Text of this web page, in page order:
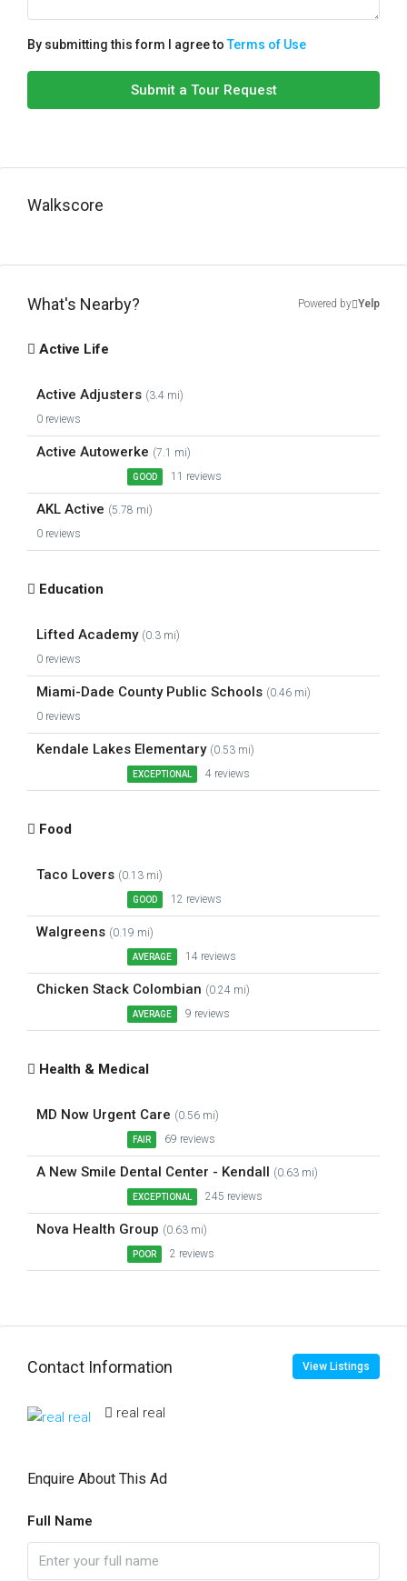
By submitting this form I agree toTerms of Use
Submit a Tour Request
Walkscore
What's Nearby? Powered by Yelp
Active Life
Active Adjusters (3.4 mi)
0 reviews
Active Autowerke (7.1 mi)
GOOD 11 reviews
AKL Active (5.78 mi)
0 reviews
Education
Lifted Academy (0.3 mi)
0 reviews
Miami-Dade County Public Schools (0.46 mi)
0 reviews
Kendale Lakes Elementary (0.53 mi)
EXCEPTIONAL 4 reviews
Food
Taco Lovers (0.13 mi)
GOOD 12 reviews
Walgreens (0.19 mi)
AVERAGE 14 reviews
Chicken Stack Colombian (0.24 mi)
AVERAGE 9 reviews
Health & Medical
MD Now Urgent Care (0.56 mi)
FAIR 69 reviews
A New Smile Dental Center - Kendall (0.63 mi)
EXCEPTIONAL 245 reviews
Nova Health Group (0.63 mi)
POOR 2 reviews
Contact Information View Listings
real real
Enquire About This Ad
Full Name